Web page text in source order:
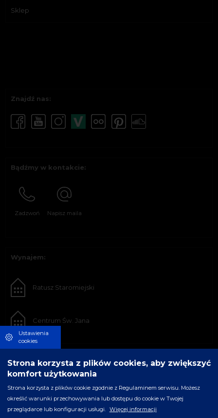
Sklep
Znajdź nas:
Bądźmy w kontakcie:
Zadzwoń Napisz maila
Wynajem:
Ratusz Staromiejski
Centrum Św. Jana
Ustawienia
cookies
Strona korzysta z plików cookies, aby zwiększyć
komfort użytkowania
Strona korzysta z plików cookie zgodnie z Regulaminem serwisu. Możesz
określić warunki przechowywania lub dostępu do cookie w Twojej
przeglądarce lub konfiguracji usługi.
Więcej informacji